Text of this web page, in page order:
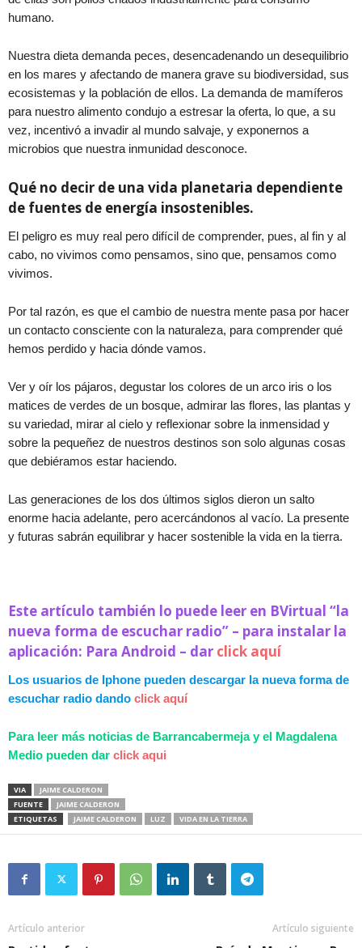
humano.
Nuestra dieta demanda peces, desencadenando un desequilibrio
en los mares y afectando de manera grave su biodiversidad, sus
ecosistemas y la población de ellos. La demanda de mamíferos
para nuestro alimento condujo a estresar la oferta, lo que, a su
vez, incentivó a invadir al mundo salvaje, y exponernos a
microbios que nuestra inmunidad desconoce.
Qué no decir de una vida planetaria dependiente
de fuentes de energía insostenibles.
El peligro es muy real pero difícil de comprender, pues, al fin y al
cabo, no vivimos como pensamos, sino que, pensamos como
vivimos.
Por tal razón, es que el cambio de nuestra mente pasa por hacer
un contacto consciente con la naturaleza, para comprender qué
hemos perdido y hacia dónde vamos.
Ver y oír los pájaros, degustar los colores de un arco iris o los
matices de verdes de un bosque, admirar las flores, las plantas y
su variedad, mirar al cielo y reflexionar sobre la inmensidad y
sobre la pequeñez de nuestros destinos son solo algunas cosas
que debiéramos estar haciendo.
Las generaciones de los dos últimos siglos dieron un salto
enorme hacia adelante, pero acercándonos al vacío. La presente
y futuras sabrán equilibrar y hacer sostenible la vida en la tierra.
Este artículo también lo puede leer en BVirtual “la
nueva forma de escuchar radio” – para instalar la
aplicación: Para Android – dar click aquí
Los usuarios de Iphone pueden descargar la nueva forma de
escuchar radio dando click aquí
Para leer más noticias de Barrancabermeja y el Magdalena
Medio pueden dar click aqui
VIA
JAIME CALDERON
FUENTE
JAIME CALDERON
ETIQUETAS
JAIME CALDERON LUZ VIDA EN LA TIERRA
Artículo anterior Artículo siguiente